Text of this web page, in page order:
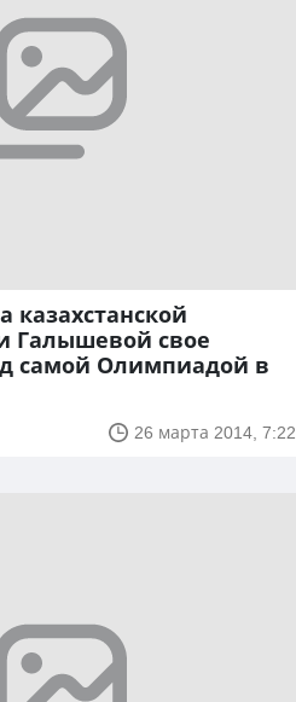
казахстанской
Галышевой свое
самой Олимпиадой в
26 марта 2014, 7:22